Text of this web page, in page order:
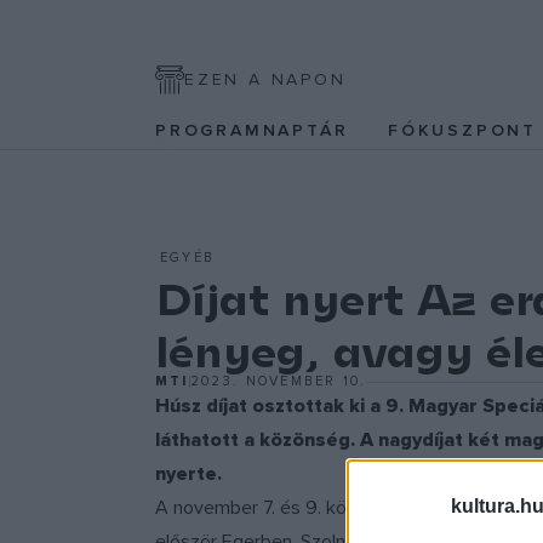
EZEN A NAPON
PROGRAMNAPTÁR FÓKUSZPONT
EGYÉB
Díjat nyert Az
lényeg, avagy
MTI 2023. NOVEMBER 10.
Húsz díjat osztottak ki a 9. Magyar
láthatott a közönség. A nagydíjat két
nyerte.
A november 7. és 9. között zajló